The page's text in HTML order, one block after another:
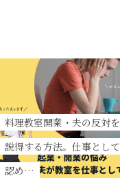
料理教室開業・夫の反対を
説得する方法。仕事として
認め…